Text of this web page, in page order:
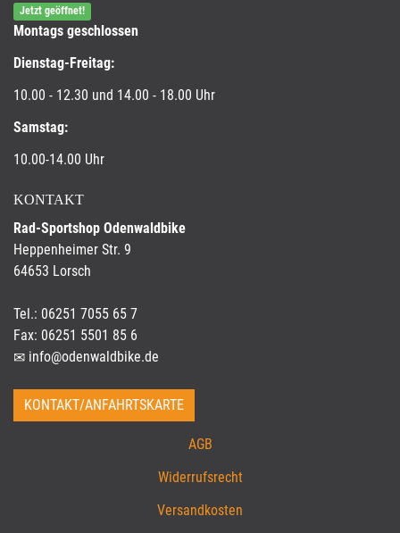
Jetzt geöffnet!
Montags geschlossen
Dienstag-Freitag:
10.00 - 12.30 und 14.00 - 18.00 Uhr
Samstag:
10.00-14.00 Uhr
KONTAKT
Rad-Sportshop Odenwaldbike
Heppenheimer Str. 9
64653 Lorsch
Tel.: 06251 7055 65 7
Fax: 06251 5501 85 6
info@odenwaldbike.de
KONTAKT/ANFAHRTSKARTE
AGB
Widerrufsrecht
Versandkosten